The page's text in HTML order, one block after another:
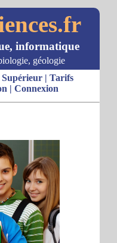
informatique
géologie
Supérieur| Tarifs
| Connexion